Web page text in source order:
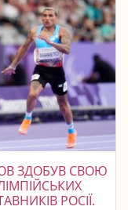
ЗДОБУВ СВОЮ
РОСІЇ.